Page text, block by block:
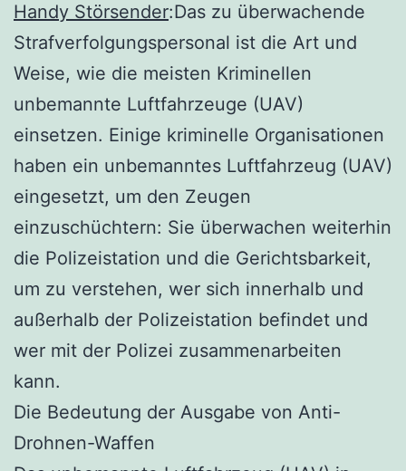
Handy Störsender:Das zu überwachende
Strafverfolgungspersonal ist die Art und
Weise, wie die meisten Kriminellen
unbemannte Luftfahrzeuge (UAV)
einsetzen. Einige kriminelle Organisationen
haben ein unbemanntes Luftfahrzeug (UAV)
eingesetzt, um den Zeugen
einzuschüchtern: Sie überwachen weiterhin
die Polizeistation und die Gerichtsbarkeit,
um zu verstehen, wer sich innerhalb und
außerhalb der Polizeistation befindet und
wer mit der Polizei zusammenarbeiten
kann.
Die Bedeutung der Ausgabe von Anti-
Drohnen-Waffen